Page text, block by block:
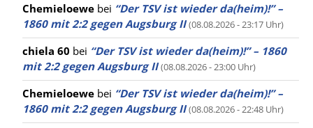
Chemieloewe bei “Der TSV ist wieder da(heim)!” –
1860 mit 2:2 gegen Augsburg II (08.08.2026 - 23:17 Uhr)
chiela 60 bei “Der TSV ist wieder da(heim)!” – 1860
mit 2:2 gegen Augsburg II (08.08.2026 - 23:00 Uhr)
Chemieloewe bei “Der TSV ist wieder da(heim)!” –
1860 mit 2:2 gegen Augsburg II (08.08.2026 - 22:48 Uhr)